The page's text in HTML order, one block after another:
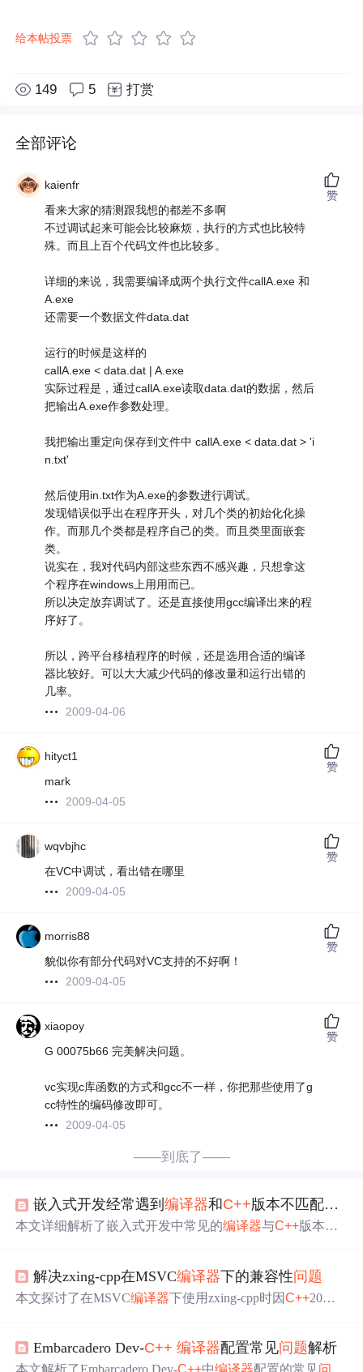
给本帖投票
149 5 打赏
全部评论
kaienfr
看来大家的猜测跟我想的都差不多啊
不过调试起来可能会比较麻烦，执行的方式也比较特
殊。而且上百个代码文件也比较多。
详细的来说，我需要编译成两个执行文件callA.exe 和
A.exe
还需要一个数据文件data.dat
运行的时候是这样的
callA.exe < data.dat | A.exe
实际过程是，通过callA.exe读取data.dat的数据，然后
把输出A.exe作参数处理。
我把输出重定向保存到文件中 callA.exe < data.dat > 'i
n.txt'
然后使用in.txt作为A.exe的参数进行调试。
发现错误似乎出在程序开头，对几个类的初始化化操
作。而那几个类都是程序自己的类。而且类里面嵌套
类。
说实在，我对代码内部这些东西不感兴趣，只想拿这
个程序在windows上用用而已。
所以决定放弃调试了。还是直接使用gcc编译出来的程
序好了。
所以，跨平台移植程序的时候，还是选用合适的编译
器比较好。可以大大减少代码的修改量和运行出错的
几率。
2009-04-06
赞
hityct1
mark
2009-04-05
赞
wqvbjhc
在VC中调试，看出错在哪里
2009-04-05
赞
morris88
貌似你有部分代码对VC支持的不好啊！
2009-04-05
赞
xiaopoy
G 00075b66 完美解决问题。
vc实现c库函数的方式和gcc不一样，你把那些使用了g
cc特性的编码修改即可。
2009-04-05
赞
——到底了——
嵌入式开发经常遇到编译器和C++版本不匹配的
本文详细解析了嵌入式开发中常见的编译器与C++版本不
持情况，探讨了C运行时库的作用与VisualC++对其的支
持，以及运行时库在多线程环境下的应用与注意事项。
解决zxing-cpp在MSVC编译器下的兼容性问题
本文探讨了在MSVC编译器下使用zxing-cpp时因C++20位
决方案，并深入解析了MSVC行为、C++20新特性及条件
编译最佳实践，帮助开发者高效应对跨平台编译问题。
Embarcadero Dev-C++ 编译器配置常见问题解析
本文解析了Embarcadero Dev-C++中编译器配置的常见问题